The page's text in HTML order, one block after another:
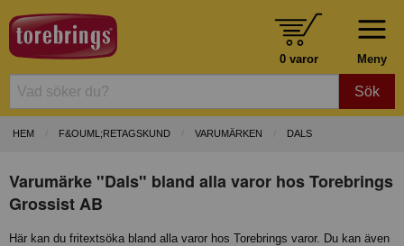
Meny
0 varor
Sök
HEM F&OUML;RETAGSKUND VARUMÄRKEN DALS
Varumärke "Dals" bland alla varor hos Torebrings
Grossist AB
Här kan du fritextsöka bland alla varor hos Torebrings varor. Du kan även